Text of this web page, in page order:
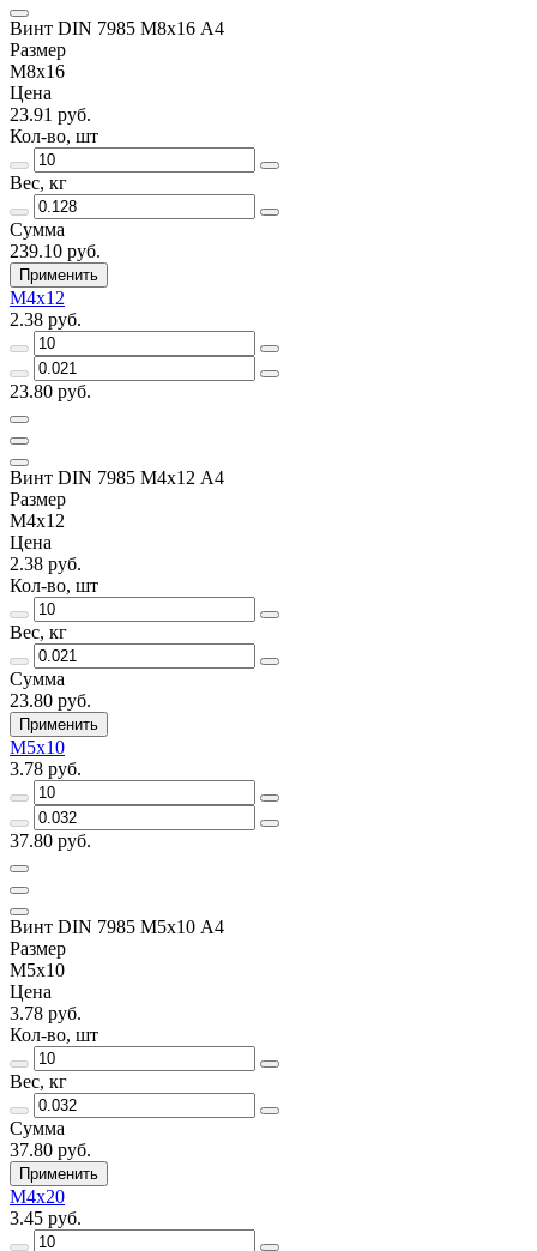
Винт DIN 7985 М8х16 A4
Размер
М8х16
Цена
23.91 руб.
Кол-во, шт
Вес, кг
Сумма
239.10 руб.
Применить
М4х12
2.38 руб.
23.80 руб.
Винт DIN 7985 М4х12 A4
Размер
М4х12
Цена
2.38 руб.
Кол-во, шт
Вес, кг
Сумма
23.80 руб.
Применить
М5х10
3.78 руб.
37.80 руб.
Винт DIN 7985 М5х10 A4
Размер
М5х10
Цена
3.78 руб.
Кол-во, шт
Вес, кг
Сумма
37.80 руб.
Применить
М4х20
3.45 руб.